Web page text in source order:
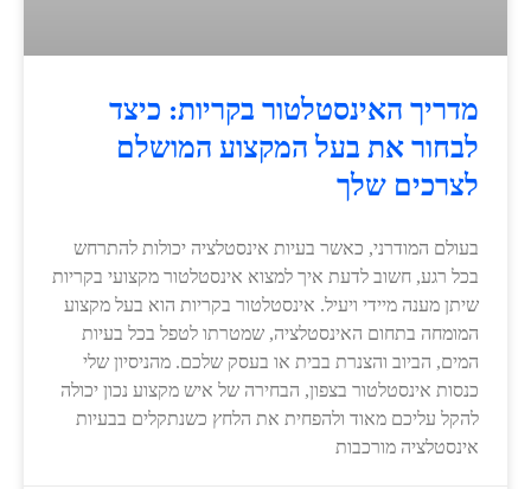
מדריך האינסטלטור בקריות: כיצד
לבחור את בעל המקצוע המושלם
לצרכים שלך
בעולם המודרני, כאשר בעיות אינסטלציה יכולות להתרחש
בכל רגע, חשוב לדעת איך למצוא אינסטלטור מקצועי בקריות
שיתן מענה מיידי ויעיל. אינסטלטור בקריות הוא בעל מקצוע
המומחה בתחום האינסטלציה, שמטרתו לטפל בכל בעיות
המים, הביוב והצנרת בבית או בעסק שלכם. מהניסיון שלי
כנסות אינסטלטור בצפון, הבחירה של איש מקצוע נכון יכולה
להקל עליכם מאוד ולהפחית את הלחץ כשנתקלים בבעיות
אינסטלציה מורכבות